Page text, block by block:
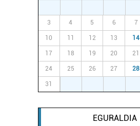
3 4 5 6 7
10 11 12 13 14
17 18 19 20 21
24 25 26 27 28
31
EGURALDIA